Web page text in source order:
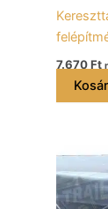
7.670Ft